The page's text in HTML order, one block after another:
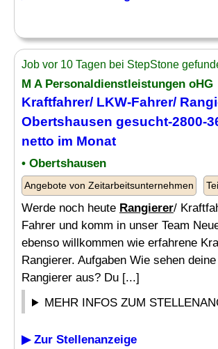
Job vor 10 Tagen bei StepStone
M A Personaldienstleistungen oHG
Kraftfahrer/ LKW-Fahrer/
Obertshausen gesucht-2800-
netto im Monat
• Obertshausen
Angebote von Zeitarbeitsunternehmen
Werde noch heute Rangierer/
Fahrer und komm in unser Team
ebenso willkommen wie erfahrene
Rangierer. Aufgaben Wie sehen
Rangierer aus? Du [...]
MEHR INFOS ZUM
▶ Zur Stellenanzeige